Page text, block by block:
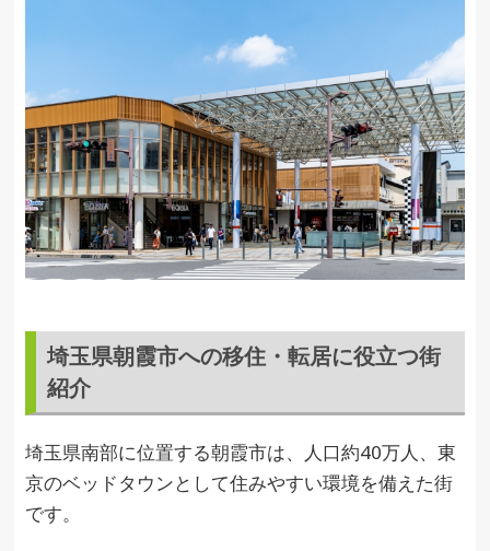
埼玉県朝霞市への移住・転居に役立つ街
紹介
埼玉県南部に位置する朝霞市は、人口約40万人、東
京のベッドタウンとして住みやすい環境を備えた街
です。